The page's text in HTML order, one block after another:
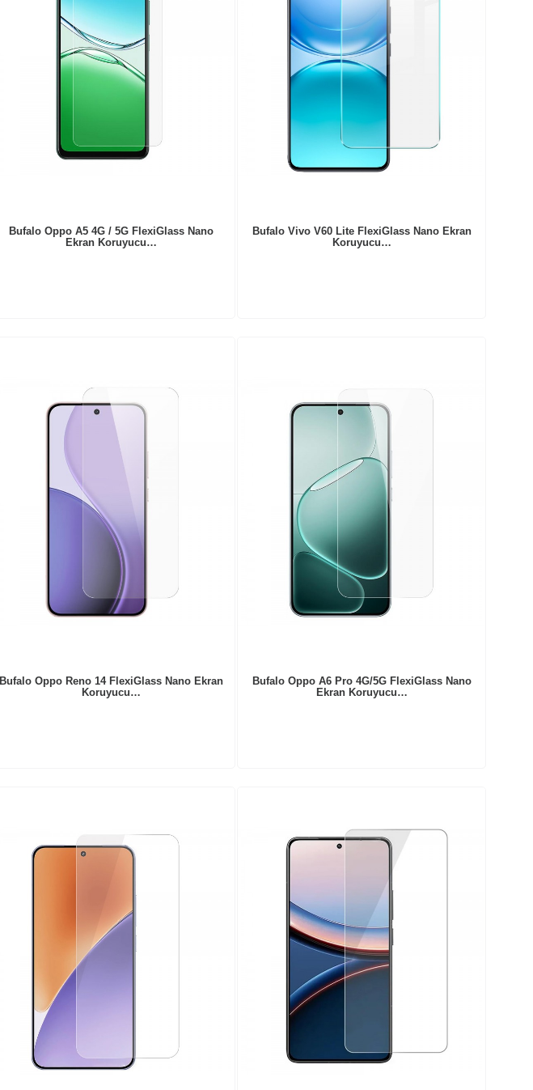
Bufalo Oppo A5 4G / 5G FlexiGlass Nano
Ekran Koruyucu…
Bufalo Vivo V60 Lite FlexiGlass Nano Ekran
Koruyucu…
Bufalo Oppo Reno 14 FlexiGlass Nano Ekran
Koruyucu…
Bufalo Oppo A6 Pro 4G/5G FlexiGlass Nano
Ekran Koruyucu…